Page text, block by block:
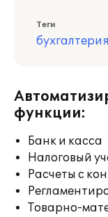
Теги
бухгалтерия
функции:
Банк и касса
Налоговый
Расчеты с
Товарно-